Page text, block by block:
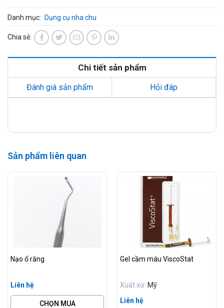
Danh mục: Dụng cụ nha chu
Chia sẻ:
Chi tiết sản phẩm
Đánh giá sản phẩm Hỏi đáp
Sản phẩm liên quan
Nạo ổ răng
Liên hệ
CHỌN MUA
Gel cầm máu ViscoStat
Xuất xứ: Mỹ
Liên hệ